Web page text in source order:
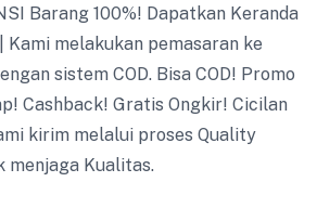
Barang 100%! Dapatkan Keranda
melakukan pemasaran ke
sistem COD. Bisa COD! Promo
Cashback! Gratis Ongkir! Cicilan
kirim melalui proses Quality
Kualitas.